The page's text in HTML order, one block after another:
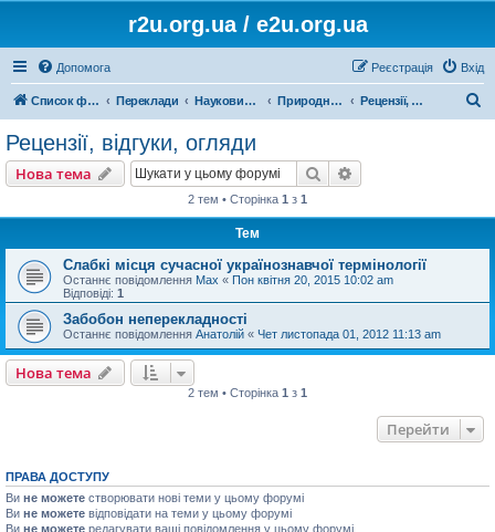
r2u.org.ua / e2u.org.ua
Допомога Вхід
Реєстрація
Список форумів Переклади Науковий переклад Природничі науки, математика, медицина, загальна література Рецензії, відгуки, огляди
Рецензії, відгуки, огляди
Нова тема Пошук
2 тем • Сторінка 1 з 1
Тем
Слабкі місця сучасної українознавчої термінології
Останнє повідомлення Max « Пон квітня 20, 2015 10:02 am
Відповіді: 1
Забобон неперекладності
Останнє повідомлення Анатолій « Чет листопада 01, 2012 11:13 am
Нова тема
2 тем • Сторінка 1 з 1
Перейти
ПРАВА ДОСТУПУ
Ви не можете створювати нові теми у цьому форумі
Ви не можете відповідати на теми у цьому форумі
Ви не можете редагувати ваші повідомлення у цьому форумі